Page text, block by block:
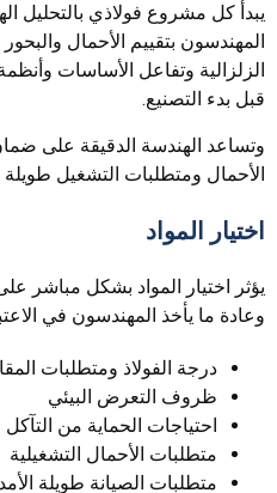
يبدأ كل مشروع فولاذي بالتحليل
المهندسون بتقييم الأحمال
الزلزالية وتفاعل الأساسات
قبل بدء التصنيع.
وتساعد الهندسة الدقيقة على
الأحمال ومتطلبات التشغيل طويلة
اختيار المواد
يؤثر اختيار المواد بشكل مباشر
وعادة ما يأخذ المهندسون في
درجة الفولاذ ومتطلبات
ظروف التعرض البيئي
احتياجات الحماية من التآكل
متطلبات الأحمال التشغيلية
متطلبات الصيانة طويلة الأمد